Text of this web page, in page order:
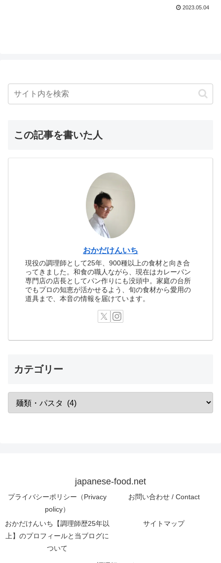
2023.05.04
この記事を書いた人
おかだけんいち
現役の調理師として25年、900種以上の食材と向き合
ってきました。和食の職人ながら、現在はカレーパン
専門店の店長としてパン作りにも没頭中。家庭の台所
でもプロの知恵が活かせるよう、旬の食材から愛用の
道具まで、本音の情報を届けています。
カテゴリー
japanese-food.net
プライバシーポリシー（Privacy
policy）
お問い合わせ / Contact
おかだけんいち【調理師歴25年以
上】のプロフィールと当ブログに
ついて
サイトマップ